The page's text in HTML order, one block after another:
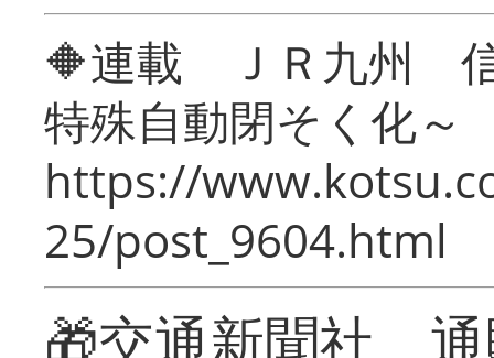
🔶連載 ＪＲ九州 信
特殊自動閉そく化～
https://
25/post_9604.html
🎁交通新聞社